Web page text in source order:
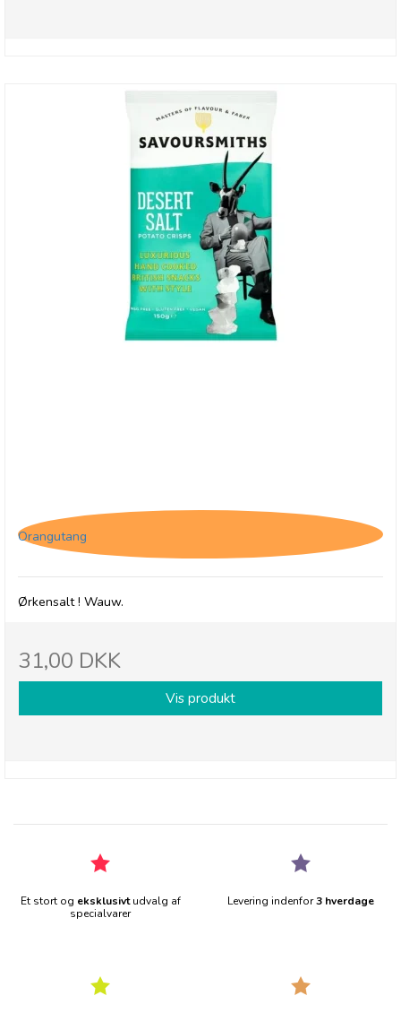
Orangutang
Ørkensalt ! Wauw.
31,00 DKK
Vis produkt
Et stort og eksklusivtudvalg af
specialvarer
Levering indenfor3 hverdage